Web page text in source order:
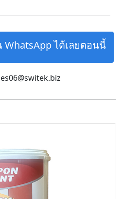
WhatsApp ได้เลยตอนนี้